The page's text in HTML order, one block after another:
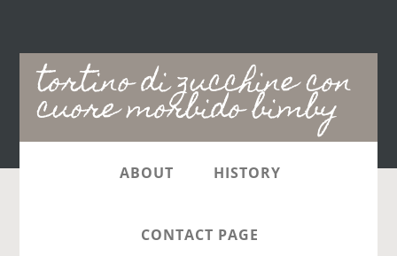
tortino di zucchine con
cuore morbido bimby
Main
navigation
ABOUT HISTORY
CONTACT PAGE
Uno squisito dolce monoporzione che